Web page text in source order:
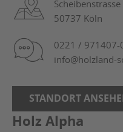
50737 Köln
0221 / 971407-
info@holzland-
STANDORT
Holz Alpha